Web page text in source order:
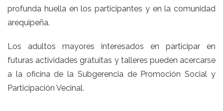
profunda huella en los participantes y en la comunidad
arequipeña.
Los adultos mayores interesados en participar en
futuras actividades gratuitas y talleres pueden acercarse
a la oficina de la Subgerencia de Promoción Social y
Participación Vecinal.